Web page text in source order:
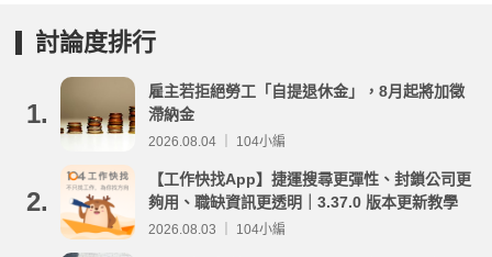
討論度排行
1.
雇主若拒絕勞工「自提退休金」，8月起將加徵
滯納金
2026.08.04 ｜ 104小編
2.
【工作快找App】捷運搜尋更彈性、封鎖公司更
夠用、職缺資訊更透明｜3.37.0 版本更新教學
2026.08.03 ｜ 104小編